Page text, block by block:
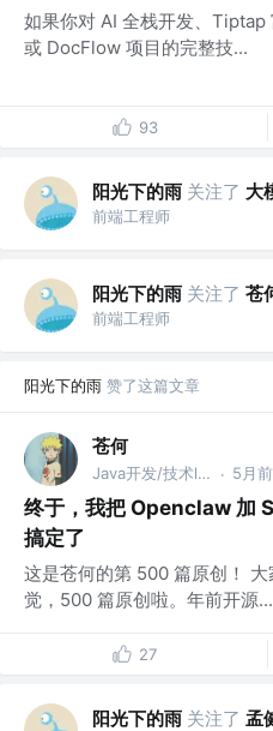
如果你对 AI 全栈开发、Tiptap
或 DocFlow 项目的完整技...
93
阳光下的雨 关注了 大
前端工程师
阳光下的雨 关注了 苍
前端工程师
阳光下的雨 赞了这篇文章
苍何
Java开发/技术leader @蚂蚁集团 · 5月前
终于，我把 Openclaw 加
搞定了
这是苍何的第 500 篇原创！
觉，500 篇原创啦。年前开源...
27
阳光下的雨 关注了 孟